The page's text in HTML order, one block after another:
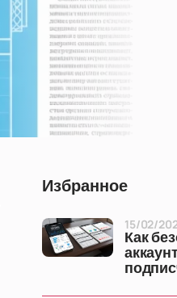
Избранное
Как
15/02/